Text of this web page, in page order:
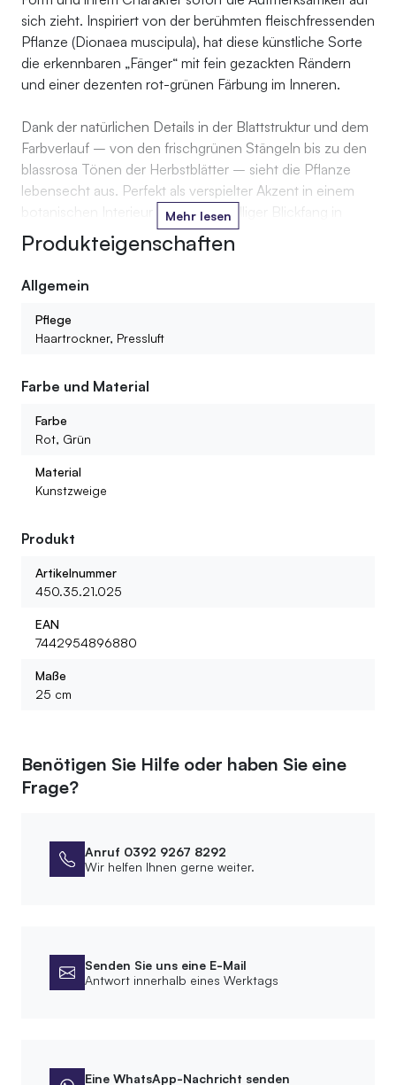
sich zieht. Inspiriert von der berühmten fleischfressenden
Pflanze (Dionaea muscipula), hat diese künstliche Sorte
die erkennbaren „Fänger“ mit fein gezackten Rändern
und einer dezenten rot-grünen Färbung im Inneren.
Dank der natürlichen Details in der Blattstruktur und dem
Farbverlauf – von den frischgrünen Stängeln bis zu den
blassrosa Tönen der Herbstblätter – sieht die Pflanze
lebensecht aus. Perfekt als verspielter Akzent in einem
botanischen Interieur oder als auffälliger Blickfang in
einer Vitrine, auf einem Regal oder mit anderen
Zimmerpflanzen.
Trotz ihres realistischen Aussehens ist diese künstliche
Venusfliegenfalle völlig pflegefrei: kein Wasser, kein
Sonnenlicht, aber immer frisch grün und in Form.
Mehr lesen
Produkteigenschaften
Allgemein
Pflege
Haartrockner, Pressluft
Farbe und Material
Farbe
Rot, Grün
Material
Kunstzweige
Produkt
Artikelnummer
450.35.21.025
EAN
7442954896880
Maße
25 cm
Benötigen Sie Hilfe oder haben Sie eine
Frage?
Anruf 0392 9267 8292
Wir helfen Ihnen gerne weiter.
Senden Sie uns eine E-Mail
Antwort innerhalb eines Werktags
Eine WhatsApp-Nachricht senden